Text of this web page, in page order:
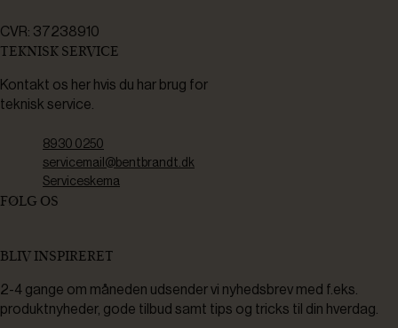
CVR: 37238910
TEKNISK SERVICE
Kontakt os her hvis du har brug for
teknisk service.
8930 0250
servicemail@bentbrandt.dk
Serviceskema
FØLG OS
BLIV INSPIRERET
2-4 gange om måneden udsender vi nyhedsbrev med f.eks.
produktnyheder, gode tilbud samt tips og tricks til din hverdag.